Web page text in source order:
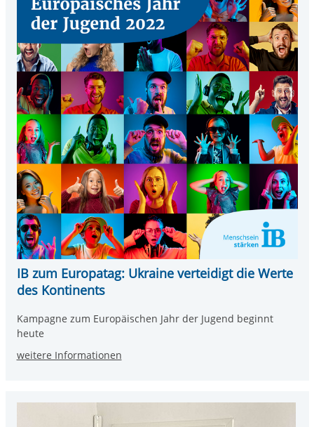
IB zum Europatag: Ukraine verteidigt die Werte
des Kontinents
Kampagne zum Europäischen Jahr der Jugend beginnt
heute
weitere Informationen